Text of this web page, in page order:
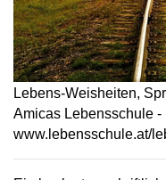
Lebens-Weisheiten,
Amicas Lebensschule -
www.lebensschule.at/